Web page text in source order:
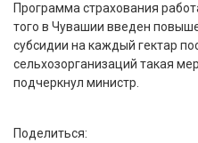
Программа страхования
того в Чувашии введен
субсидии на каждый гектар
сельхозорганизаций такая
подчеркнул министр.
Поделиться: